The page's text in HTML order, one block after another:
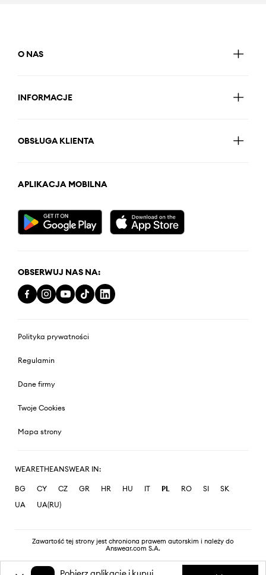
O NAS
INFORMACJE
OBSŁUGA KLIENTA
APLIKACJA MOBILNA
OBSERWUJ NAS NA:
Polityka prywatności
Regulamin
Dane firmy
Twoje Cookies
Mapa strony
WEARETHEANSWEAR IN:
BG CY CZ GR HR HU IT PL RO SI
SK
UA
UA(RU)
Zawartość tej strony jest chroniona prawem autorskim i należy do
Answear.com S.A.